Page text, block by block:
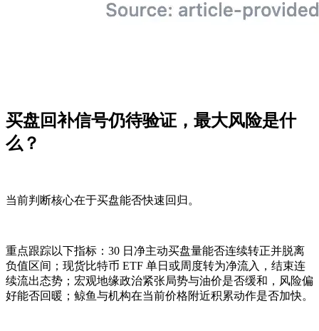
买盘回补信号仍待验证，最大风险是什
么？
当前判断核心在于买盘能否快速回归。
重点跟踪以下指标：30 日净主动买盘量能否连续转正并脱离
负值区间；现货比特币 ETF 单日或周度转为净流入，结束连
续流出态势；宏观地缘政治紧张局势与油价是否缓和，风险偏
好能否回暖；鲸鱼与机构在当前价格附近积累动作是否加快。